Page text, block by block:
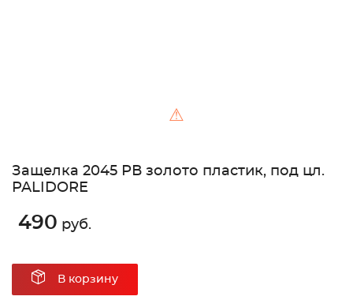
⚠
Защелка 2045 РВ золото пластик, под цл.
PALIDORE
490 руб.
В корзину